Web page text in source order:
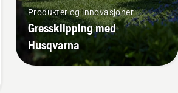
Produkter og innovasjoner
Gressklipping med
Husqvarna